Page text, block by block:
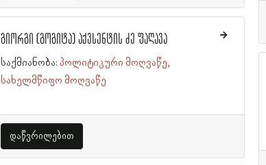
გიორგი (გოგიტა) აქვსენტის ძე ფაღავა
საქმიანობა: პოლიტიკური მოღვაწე
სახელმწიფო მოღვაწე
დაწვრილებით